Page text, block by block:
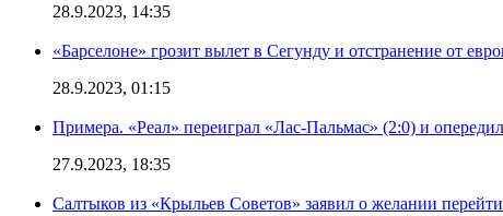
28.9.2023, 14:35
«Барселоне» грозит вылет в Сегунду и отстранение от
28.9.2023, 01:15
Примера. «Реал» переиграл «Лас-Пальмас» (2:0) и
27.9.2023, 18:35
Салтыков из «Крыльев Советов» заявил о желании